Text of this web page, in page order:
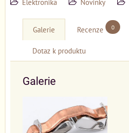
Galerie Recenze 0
Dotaz k produktu
Galerie